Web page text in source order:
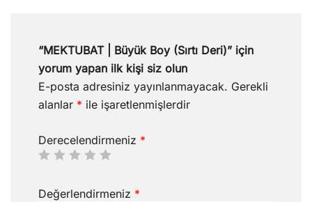
“MEKTUBAT | Büyük Boy (Sırtı Deri)” için
yorum yapan ilk kişi siz olun
E-posta adresiniz yayınlanmayacak. Gerekli
alanlar * ile işaretlenmişlerdir
Derecelendirmeniz *
Değerlendirmeniz *